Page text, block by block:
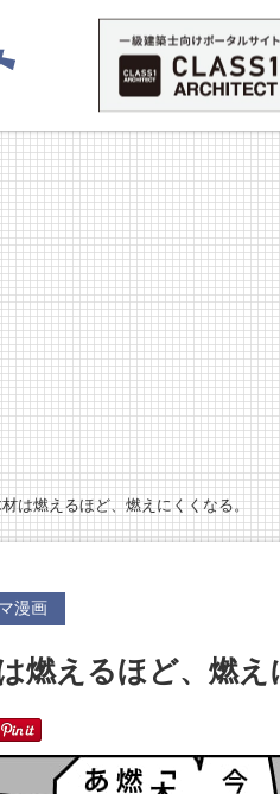
は燃えるほど、燃えにくくなる。
漫画
燃えるほど、燃え